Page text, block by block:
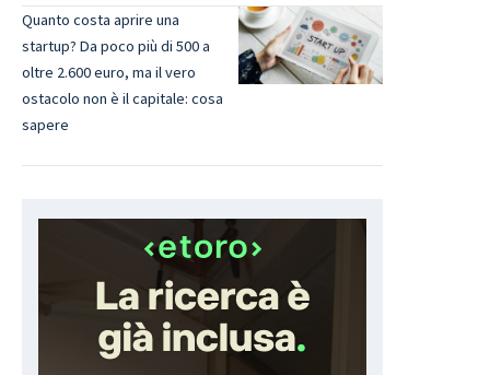
Quanto costa aprire una
startup? Da poco più di 500 a
oltre 2.600 euro, ma il vero
ostacolo non è il capitale: cosa
sapere